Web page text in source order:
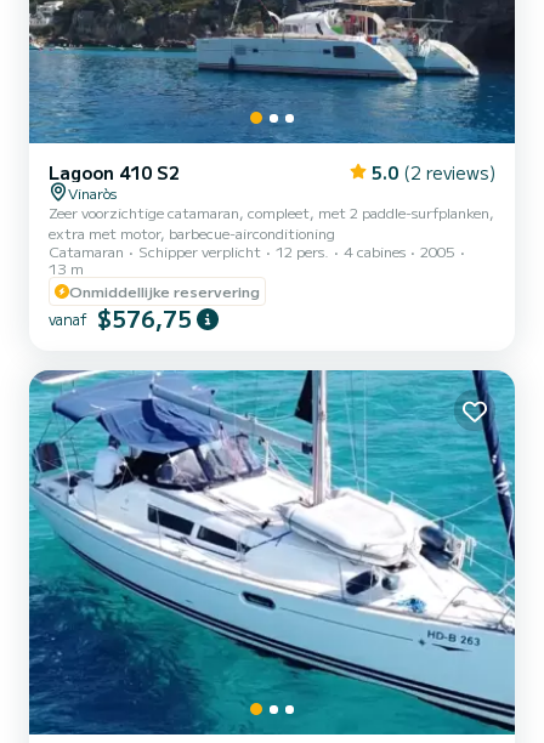
Lagoon 410 S2 5.0 (2 reviews)
Vinaròs
Zeer voorzichtige catamaran, compleet, met 2 paddle-surfplanken,
extra met motor, barbecue-airconditioning
Catamaran
Schipper verplicht 12 pers. 4 cabines
2005
13 m
Onmiddellijke reservering
vanaf $576,75